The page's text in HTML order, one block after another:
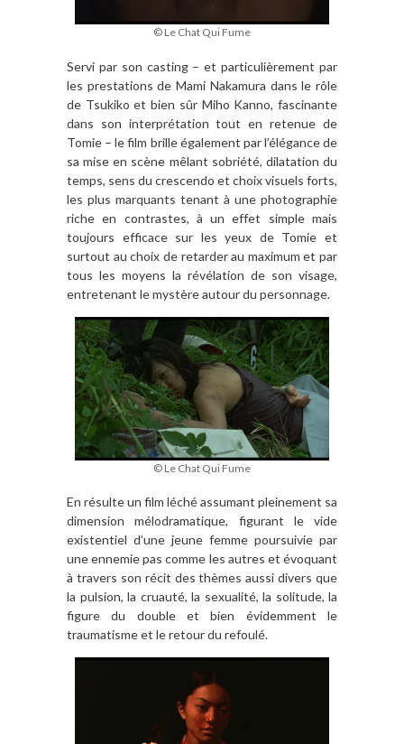
© Le Chat Qui Fume
Servi par son casting – et particulièrement par
les prestations de Mami Nakamura dans le rôle
de Tsukiko et bien sûr Miho Kanno, fascinante
dans son interprétation tout en retenue de
Tomie – le film brille également par l’élégance de
sa mise en scène mêlant sobriété, dilatation du
temps, sens du crescendo et choix visuels forts,
les plus marquants tenant à une photographie
riche en contrastes, à un effet simple mais
toujours efficace sur les yeux de Tomie et
surtout au choix de retarder au maximum et par
tous les moyens la révélation de son visage,
entretenant le mystère autour du personnage.
© Le Chat Qui Fume
En résulte un film léché assumant pleinement sa
dimension mélodramatique, figurant le vide
existentiel d’une jeune femme poursuivie par
une ennemie pas comme les autres et évoquant
à travers son récit des thèmes aussi divers que
la pulsion, la cruauté, la sexualité, la solitude, la
figure du double et bien évidemment le
traumatisme et le retour du refoulé.